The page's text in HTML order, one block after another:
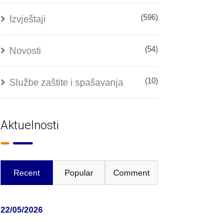
Izvještaji (596)
Novosti (54)
Službe zaštite i spašavanja (10)
Aktuelnosti
Recent Popular Comment
22/05/2026